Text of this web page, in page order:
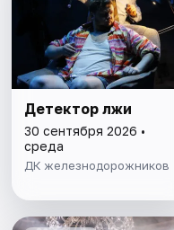
Детектор лжи
30 сентября 2026 •
среда
ДК железнодорожников